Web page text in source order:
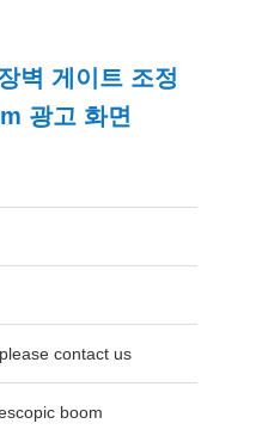
벽 게이트 조정
광고 화면
contact us
boom